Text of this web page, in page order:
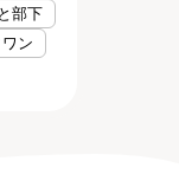
部下
ン